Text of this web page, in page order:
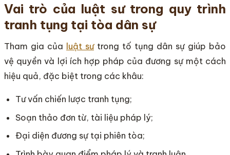
Vai trò của luật sư trong quy trình
tranh tụng tại tòa dân sự
Tham gia của luật sưtrong tố tụng dân sự giúp bảo
vệ quyền và lợi ích hợp pháp của đương sự một cách
hiệu quả, đặc biệt trong các khâu:
Tư vấn chiến lược tranh tụng;
Soạn thảo đơn từ, tài liệu pháp lý;
Đại diện đương sự tại phiên tòa;